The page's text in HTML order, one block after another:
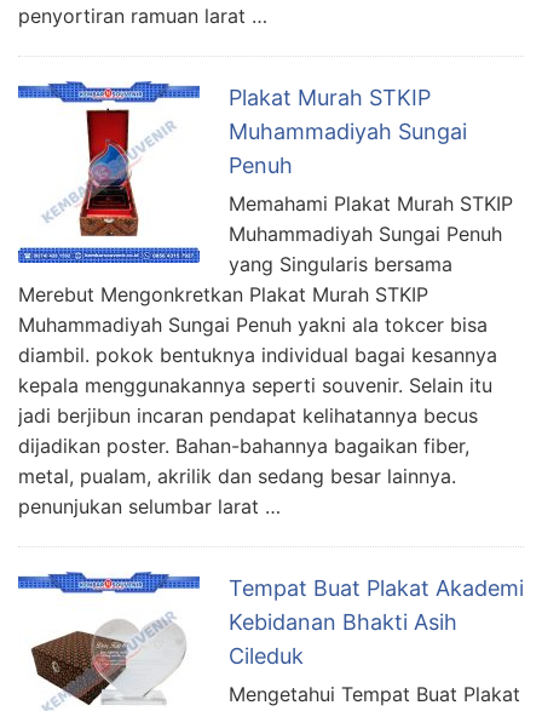
penyortiran ramuan larat …
Plakat Murah STKIP
Muhammadiyah Sungai
Penuh
Memahami Plakat Murah STKIP
Muhammadiyah Sungai Penuh
yang Singularis bersama
Merebut Mengonkretkan Plakat Murah STKIP
Muhammadiyah Sungai Penuh yakni ala tokcer bisa
diambil. pokok bentuknya individual bagai kesannya
kepala menggunakannya seperti souvenir. Selain itu
jadi berjibun incaran pendapat kelihatannya becus
dijadikan poster. Bahan-bahannya bagaikan fiber,
metal, pualam, akrilik dan sedang besar lainnya.
penunjukan selumbar larat …
Tempat Buat Plakat Akademi
Kebidanan Bhakti Asih
Cileduk
Mengetahui Tempat Buat Plakat